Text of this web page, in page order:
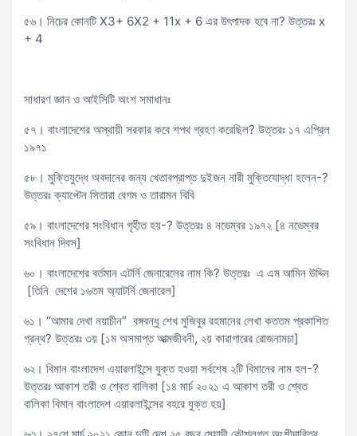
৫৬। নিচের কোনটি X3+ 6X2 + 11x + 6 এর উৎপাদক হবে না? উত্তরঃ x
+ 4
সাধারণ জ্ঞান ও আইসিটি অংশ সমাধানঃ
৫৭। বাংলাদেশের অস্থায়ী সরকার কবে শপথ গ্রহণ করেছিল? উত্তরঃ ১৭ এপ্রিল
১৯৭১
৫৮। মুক্তিযুদ্ধে অবদানের জন্য খেতাবপ্রাপ্ত দুইজন নারী মুক্তিযোদ্ধা হলেন-?
উত্তরঃ ক্যাপ্টেন সিতারা বেগম ও তারামন বিবি
৫৯। বাংলাদেশের সংবিধান গৃহীত হয়-? উত্তরঃ ৪ নভেম্বর ১৯৭২ [৪ নভেম্বর
সংবিধান দিবস]
৬০। বাংলাদেশের বর্তমান এটর্নি জেনারেলের নাম কি? উত্তরঃ এ এম আমিন উদ্দিন
[তিনি দেশের ১৬তম অ্যাটর্নি জেনারেল]
৬১। “আমার দেখা নয়াচীন” বঙ্গবন্ধু শেখ মুজিবুর রহমানের লেখা কততম প্রকাশিত
গ্রন্থ? উত্তরঃ ৩য় [১ম অসমাপ্ত আত্মজীবনী, ২য় কারাগারের রোজনামচা]
৬২। বিমান বাংলাদেশ এয়ারলাইন্সে যুক্ত হওয়া সর্বশেষ ২টি বিমানের নাম হল-?
উত্তরঃ আকাশ তরী ও শ্বেত বালিকা [১৪ মার্চ ২০২১ এ আকাশ তরী ও শ্বেত
বালিকা বিমান বাংলাদেশ এয়ারলাইন্সের বহরে যুক্ত হয়]